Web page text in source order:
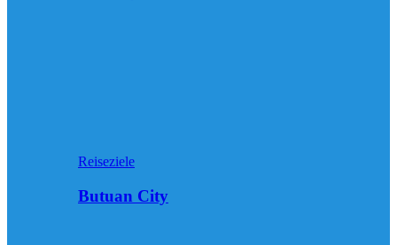
Reiseziele
Butuan City